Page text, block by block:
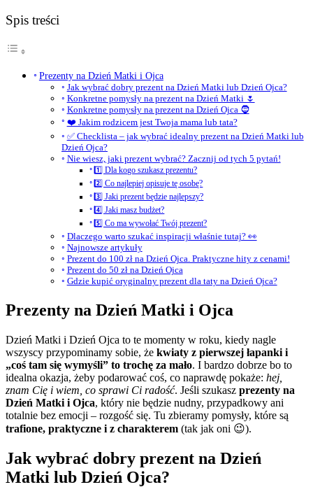
Spis treści
Prezenty na Dzień Matki i Ojca
Jak wybrać dobry prezent na Dzień Matki lub Dzień Ojca?
Konkretne pomysły na prezent na Dzień Matki 🌷
Konkretne pomysły na prezent na Dzień Ojca 🧔
❤️ Jakim rodzicem jest Twoja mama lub tata?
✅ Checklista – jak wybrać idealny prezent na Dzień Matki lub
Dzień Ojca?
Nie wiesz, jaki prezent wybrać? Zacznij od tych 5 pytań!
1️⃣ Dla kogo szukasz prezentu?
2️⃣ Co najlepiej opisuje tę osobę?
3️⃣ Jaki prezent będzie najlepszy?
4️⃣ Jaki masz budżet?
5️⃣ Co ma wywołać Twój prezent?
Dlaczego warto szukać inspiracji właśnie tutaj? 👀
Najnowsze artykuły
Prezent do 100 zł na Dzień Ojca. Praktyczne hity z cenami!
Prezent do 50 zł na Dzień Ojca
Gdzie kupić oryginalny prezent dla taty na Dzień Ojca?
Prezenty na Dzień Matki i Ojca
Dzień Matki i Dzień Ojca to te momenty w roku, kiedy nagle
wszyscy przypominamy sobie, że kwiaty z pierwszej łapanki i
„coś tam się wymyśli” to trochę za mało. I bardzo dobrze bo to
idealna okazja, żeby podarować coś, co naprawdę pokaże: hej,
znam Cię i wiem, co sprawi Ci radość. Jeśli szukasz prezenty na
Dzień Matki i Ojca, który nie będzie nudny, przypadkowy ani
totalnie bez emocji – rozgość się. Tu zbieramy pomysły, które są
trafione, praktyczne i z charakterem (tak jak oni 😉).
Jak wybrać dobry prezent na Dzień
Matki lub Dzień Ojca?